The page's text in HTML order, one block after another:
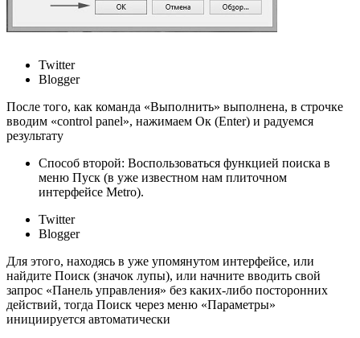
Twitter
Blogger
После того, как команда «Выполнить» выполнена, в строчке
вводим «control panel», нажимаем Ок (Enter) и радуемся
результату
Способ второй: Воспользоваться функцией поиска в
меню Пуск (в уже известном нам плиточном
интерфейсе Metro).
Twitter
Blogger
Для этого, находясь в уже упомянутом интерфейсе, или
найдите Поиск (значок лупы), или начните вводить свой
запрос «Панель управления» без каких-либо посторонних
действий, тогда Поиск через меню «Параметры»
инициируется автоматически